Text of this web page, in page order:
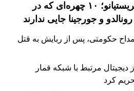
لیست ممنوعه کریستیانو؛ ۱۰ چهره‌ای که در
و جورجینا جایی ندارند
حکومتی، پس از ربایش به قتل
دیجیتال مرتبط با شبکه قمار
کرد